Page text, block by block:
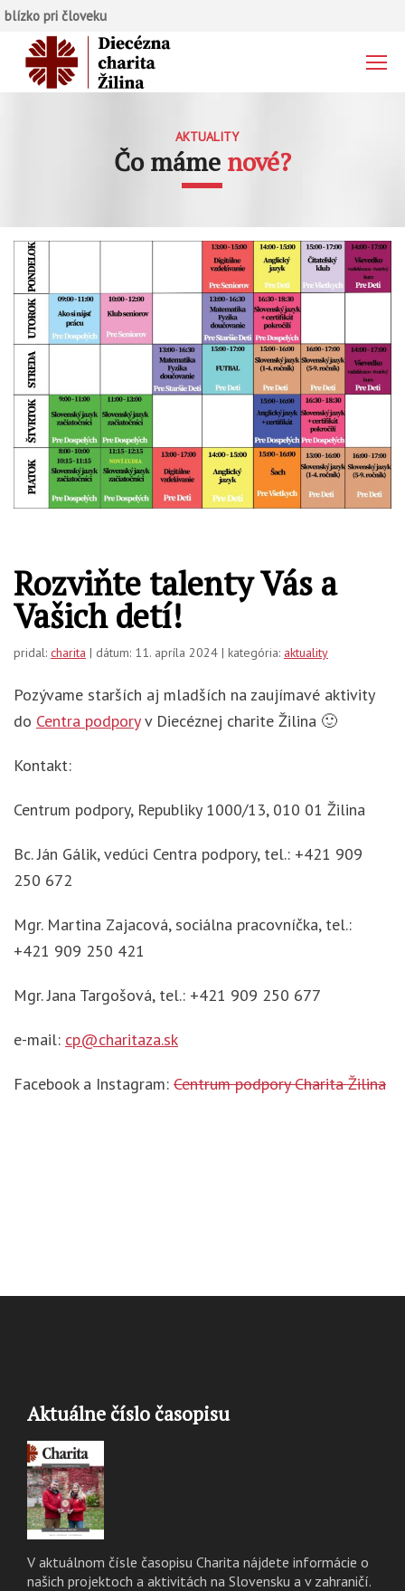
blízko pri človeku
AKTUALITY
Čo máme nové?
Rozviňte talenty Vás a
Vašich detí!
pridal: charita | dátum: 11. apríla 2024 | kategória: aktuality
Pozývame starších aj mladších na zaujímavé aktivity
do Centra podporyv Diecéznej charite Žilina 🙂
Kontakt:
Centrum podpory, Republiky 1000/13, 010 01 Žilina
Bc. Ján Gálik, vedúci Centra podpory, tel.: +421 909
250 672
Mgr. Martina Zajacová, sociálna pracovníčka, tel.:
+421 909 250 421
Mgr. Jana Targošová, tel.: +421 909 250 677
e-mail: cp@charitaza.sk
Facebook a Instagram: Centrum podpory Charita Žilina
Aktuálne číslo časopisu
V aktuálnom čísle časopisu Charita nájdete informácie o
našich projektoch a aktivitách na Slovensku a v zahraničí.